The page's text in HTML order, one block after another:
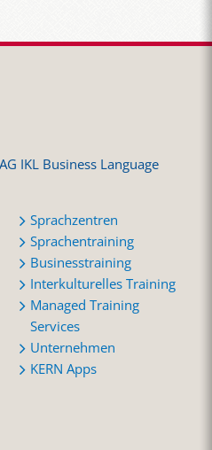
IKL Business Language
Sprachzentren
Sprachentraining
Businesstraining
Interkulturelles Training
Managed Training
Services
Unternehmen
KERN Apps